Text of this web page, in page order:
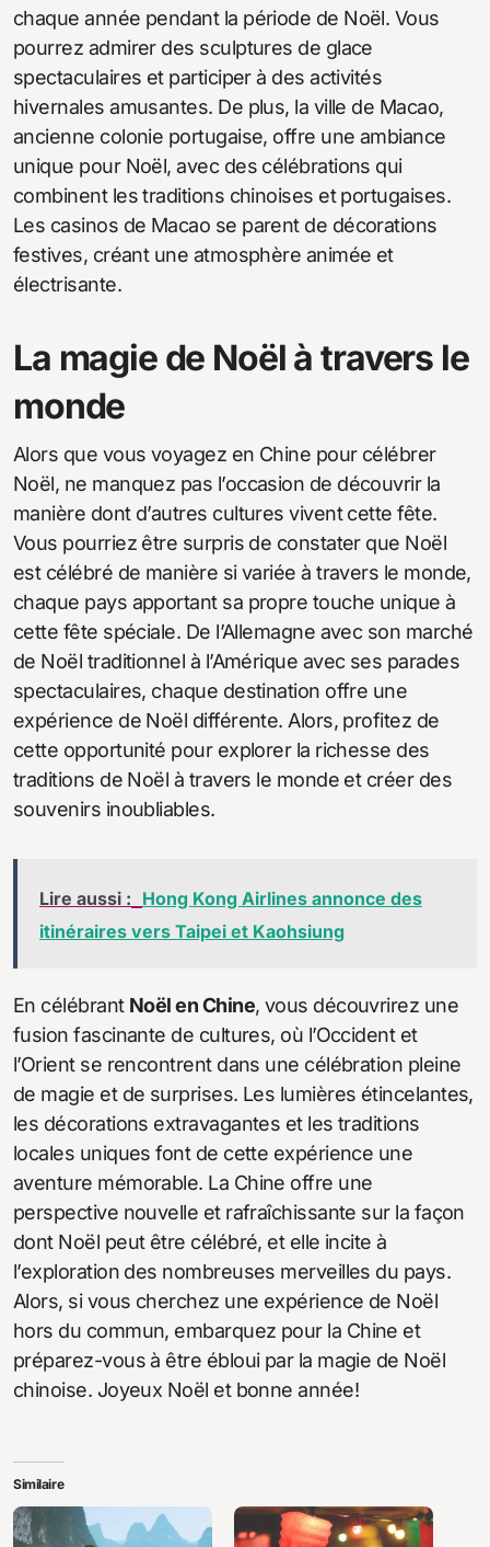
chaque année pendant la période de Noël. Vous
pourrez admirer des sculptures de glace
spectaculaires et participer à des activités
hivernales amusantes. De plus, la ville de Macao,
ancienne colonie portugaise, offre une ambiance
unique pour Noël, avec des célébrations qui
combinent les traditions chinoises et portugaises.
Les casinos de Macao se parent de décorations
festives, créant une atmosphère animée et
électrisante.
La magie de Noël à travers le
monde
Alors que vous voyagez en Chine pour célébrer
Noël, ne manquez pas l’occasion de découvrir la
manière dont d’autres cultures vivent cette fête.
Vous pourriez être surpris de constater que Noël
est célébré de manière si variée à travers le monde,
chaque pays apportant sa propre touche unique à
cette fête spéciale. De l’Allemagne avec son marché
de Noël traditionnel à l’Amérique avec ses parades
spectaculaires, chaque destination offre une
expérience de Noël différente. Alors, profitez de
cette opportunité pour explorer la richesse des
traditions de Noël à travers le monde et créer des
souvenirs inoubliables.
Lire aussi : Hong Kong Airlines annonce des
itinéraires vers Taipei et Kaohsiung
En célébrant Noël en Chine, vous découvrirez une
fusion fascinante de cultures, où l’Occident et
l’Orient se rencontrent dans une célébration pleine
de magie et de surprises. Les lumières étincelantes,
les décorations extravagantes et les traditions
locales uniques font de cette expérience une
aventure mémorable. La Chine offre une
perspective nouvelle et rafraîchissante sur la façon
dont Noël peut être célébré, et elle incite à
l’exploration des nombreuses merveilles du pays.
Alors, si vous cherchez une expérience de Noël
hors du commun, embarquez pour la Chine et
préparez-vous à être ébloui par la magie de Noël
chinoise. Joyeux Noël et bonne année!
Similaire